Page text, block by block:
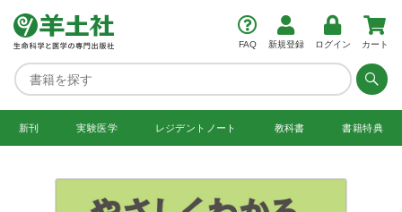
FAQ 新規登録 ログイン カート
新刊 実験医学 レジデント ノート 教科書 書籍特典